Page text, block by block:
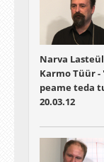
Narva
Karmo Tüür -
peame teda
20.03.12